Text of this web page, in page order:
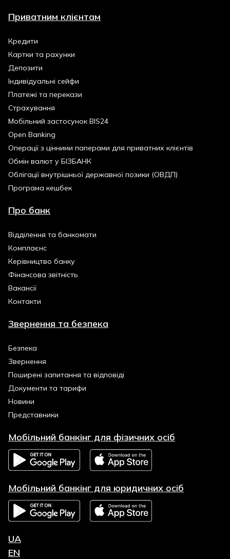
Приватним клієнтам
Кредити
Картки та рахунки
Депозити
Індивідуальні сейфи
Платежі та перекази
Страхування
Мобільний застосунок BIS24
Open Banking
Операції з цінними паперами для приватних клієнтів
Обмін валют у БІЗБАНК
Облігації внутрішньої державної позики (ОВДП)
Програма кешбек
Про банк
Відділення та банкомати
Комплаєнс
Керівництво банку
Фінансова звітність
Вакансії
Контакти
Звернення та безпека
Безпека
Звернення
Поширені запитання та відповіді
Документи та тарифи
Новини
Представники
Мобільний банкінг для фізичних осіб
Мобільний банкінг для юридичних осіб
UA
EN